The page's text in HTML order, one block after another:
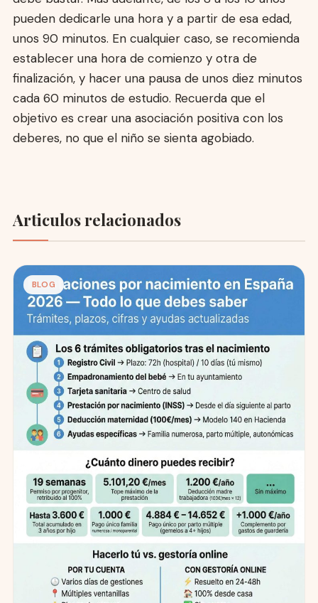
pueden dedicarle una hora y a partir de esa edad,
unos 90 minutos. En cualquier caso, se recomienda
establecer una hora de comienzo y otra de
finalización, y hacer una pausa de unos diez minutos
cada 60 minutos de estudio. Recuerda que el
objetivo es crear una asociación positiva con los
deberes, no que el niño se sienta agobiado.
Articulos relacionados
BLOG